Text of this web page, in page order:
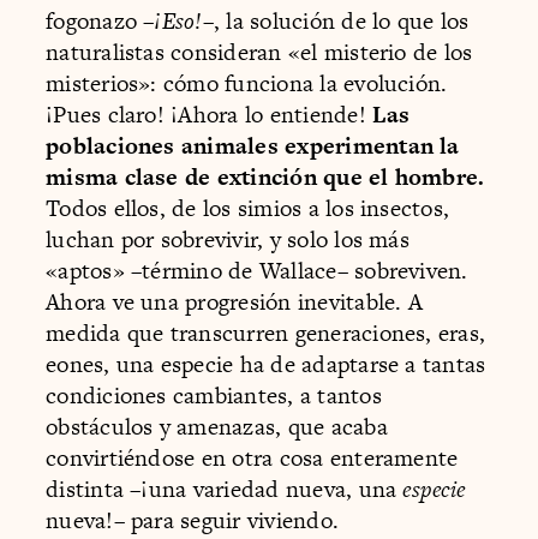
fogonazo –¡Eso!–, la solución de lo que los
naturalistas consideran «el misterio de los
misterios»: cómo funciona la evolución.
¡Pues claro! ¡Ahora lo entiende!Las
poblaciones animales experimentan la
misma clase de extinción que el hombre.
Todos ellos, de los simios a los insectos,
luchan por sobrevivir, y solo los más
«aptos» –término de Wallace– sobreviven.
Ahora ve una progresión inevitable. A
medida que transcurren generaciones, eras,
eones, una especie ha de adaptarse a tantas
condiciones cambiantes, a tantos
obstáculos y amenazas, que acaba
convirtiéndose en otra cosa enteramente
distinta –¡una variedad nueva, unaespecie
nueva!– para seguir viviendo.